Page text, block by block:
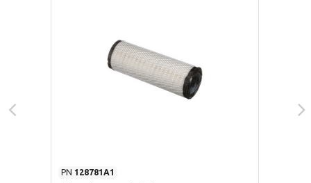
PN 128781A1